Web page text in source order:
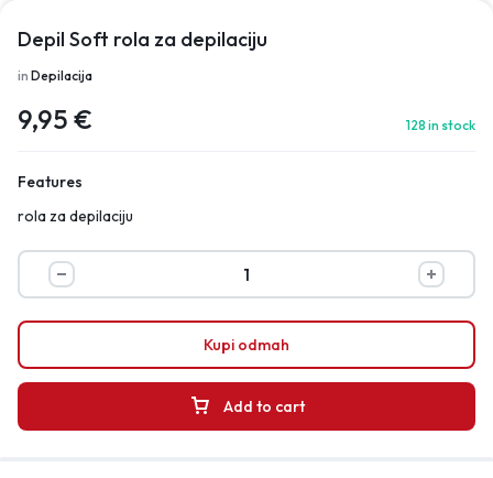
Depil Soft rola za depilaciju
in Depilacija
9,95 € 128 in stock
Features
rola za depilaciju
Add to cart
Kupi odmah